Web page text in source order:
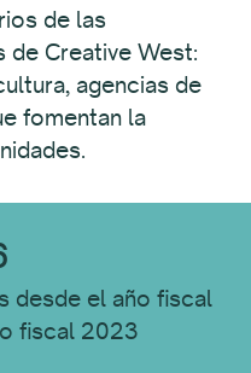
de las
de Creative West:
agencias de
fomentan la
desde el año fiscal
fiscal 2023